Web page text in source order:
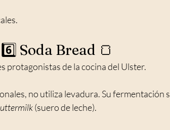
6️⃣ Soda Bread 🍞
protagonistas de la cocina del Ulster.
no utiliza levadura. Su fermentación
(suero de leche).